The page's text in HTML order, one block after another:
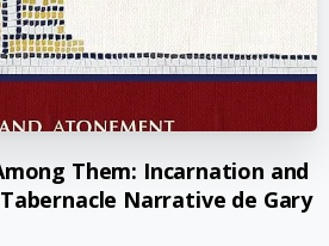
Them: Incarnation and
Tabernacle Narrative de Gary